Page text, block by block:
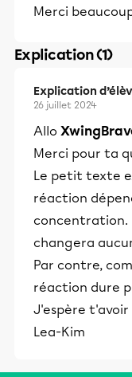
Merci
Explication (1)
Explication
26 juillet 2024
Allo
Merci pour ta
Le petit texte
réaction
concentration.
changera
Par contre,
réaction dure
J'espère t'avoir
Lea-Kim